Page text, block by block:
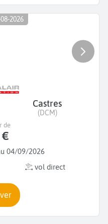
2026
Castres
(DCM)
04/09/2026
vol direct
de